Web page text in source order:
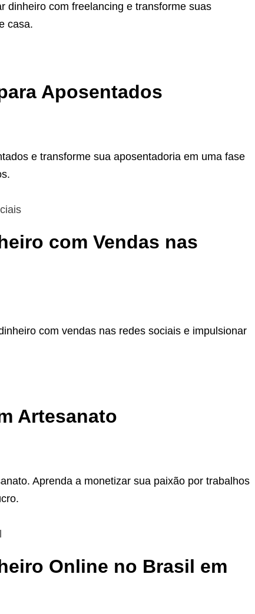
dinheiro com freelancing e transforme suas
casa.
Aposentados
e transforme sua aposentadoria em uma fase
com Vendas nas
com vendas nas redes sociais e impulsionar
Artesanato
Aprenda a monetizar sua paixão por trabalhos
Online no Brasil em